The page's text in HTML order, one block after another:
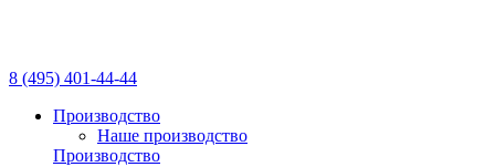
8 (495) 401-44-44
Производство
Наше производство
Производство